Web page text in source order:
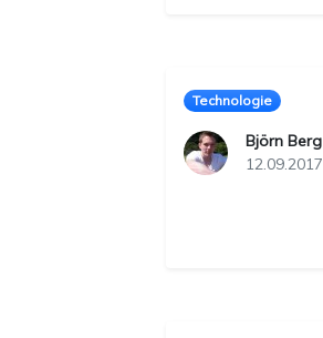
Technologie
Björn Berg
12.09.2017